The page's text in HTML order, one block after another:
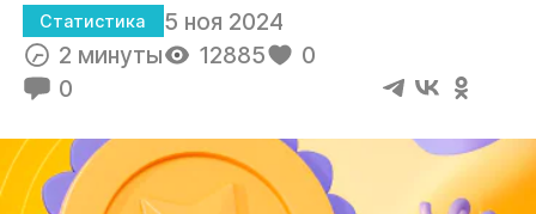
Статистика
5 ноя 2024
2 минуты
12885
0
0